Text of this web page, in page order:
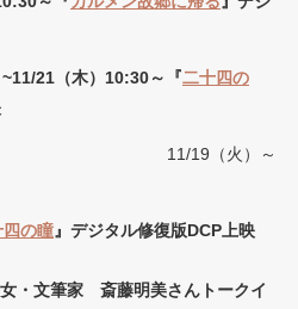
21（木）10:30～『二十四の
火）～
四の瞳』デジタル修復版DCP上映
文筆家 斎藤明美さんトークイ